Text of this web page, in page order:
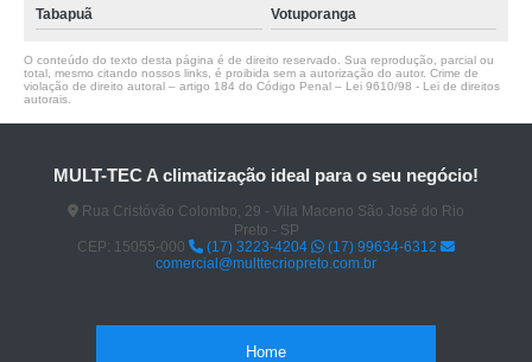
Tabapuã Votuporanga
O conteúdo do texto desta página é de direito reservado. Sua reprodução, parcial ou
total, mesmo citando nossos links, é proibida sem a autorização do autor. Crime de
violação de direito autoral – artigo 184 do Código Penal – Lei 9610/98 - Lei de direitos
autorais
MULT-TEC A climatização ideal para o seu negócio!
Rua Cristóvão Colombo, 29 - Vila Maceno São José do Rio
Preto - SP
CEP: 15055-000
(17) 3223-4204
(17) 99634-6312
comercial@multtecriopreto.com.br
Home